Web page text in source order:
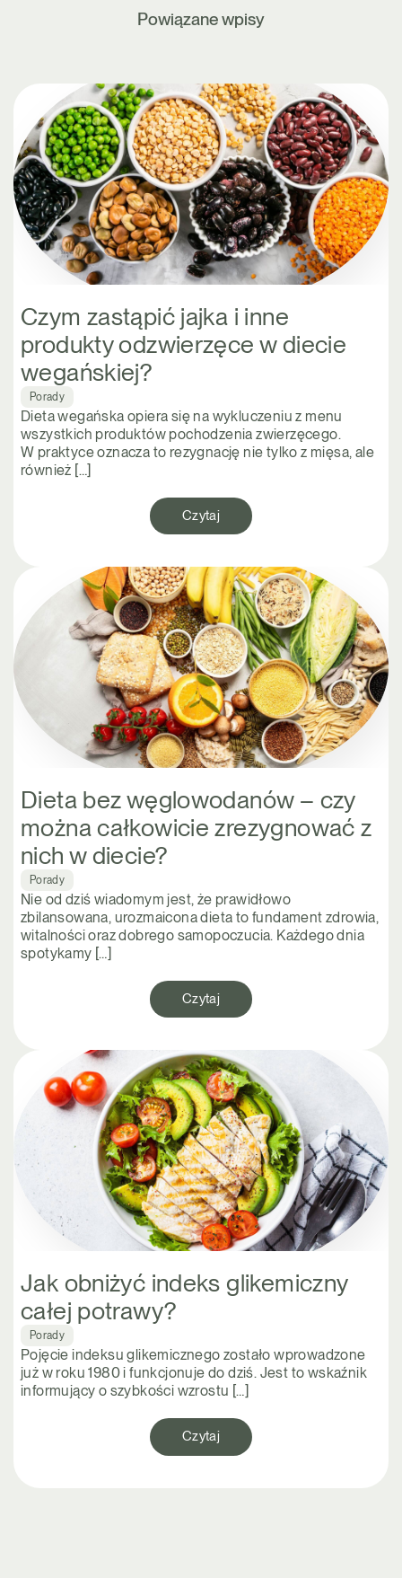
Powiązane wpisy
Czym zastąpić jajka i inne
produkty odzwierzęce w diecie
wegańskiej?
Porady
Dieta wegańska opiera się na wykluczeniu z menu
wszystkich produktów pochodzenia zwierzęcego.
W praktyce oznacza to rezygnację nie tylko z mięsa, ale
również […]
Czytaj
Dieta bez węglowodanów – czy
można całkowicie zrezygnować z
nich w diecie?
Porady
Nie od dziś wiadomym jest, że prawidłowo
zbilansowana, urozmaicona dieta to fundament zdrowia,
witalności oraz dobrego samopoczucia. Każdego dnia
spotykamy […]
Czytaj
Jak obniżyć indeks glikemiczny
całej potrawy?
Porady
Pojęcie indeksu glikemicznego zostało wprowadzone
już w roku 1980 i funkcjonuje do dziś. Jest to wskaźnik
informujący o szybkości wzrostu […]
Czytaj